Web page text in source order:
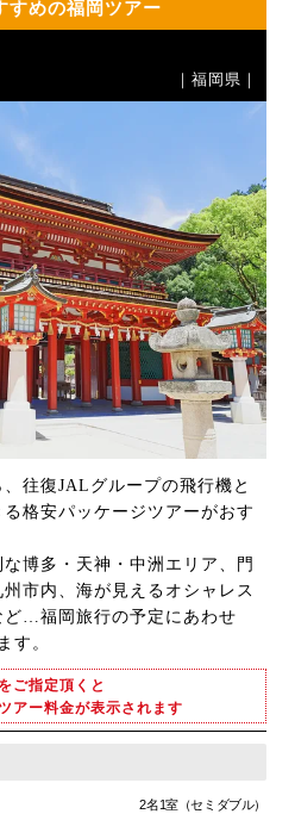
すめの福岡ツアー
｜福岡県｜
往復JALグループの飛行機と
格安パッケージツアーがおす
博多・天神・中洲エリア、門
市内、海が見えるオシャレス
ど…福岡旅行の予定にあわせ
す。
ご指定頂くと
アー料金が表示されます
2名1室（セミダブル）